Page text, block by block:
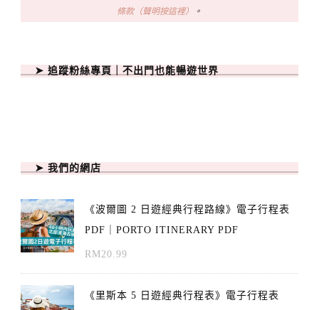
條款（聲明按這裡） 。
➤ 追蹤粉絲專頁｜不出門也能暢遊世界
➤ 我們的網店
《波爾圖 2 日遊經典行程路線》電子行程表
PDF｜PORTO ITINERARY PDF
RM20.99
《里斯本 5 日遊經典行程表》電子行程表